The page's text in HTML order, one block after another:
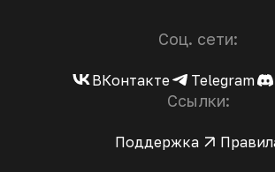
Соц. сети:
ВКонтакте Telegram
Ссылки:
Поддержка